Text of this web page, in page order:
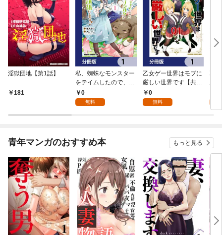
淫獄団地【第1話】
181
私、蜘蛛なモンスター
をテイムしたので、ス
パイダーシルクで裁縫
を頑張ります！【分冊
0
無料
乙女ゲー世界はモブに
厳しい世界です【共和
国編】【分冊版】 1
0
無料
乙
青年マンガのおすすめ本 もっと見る